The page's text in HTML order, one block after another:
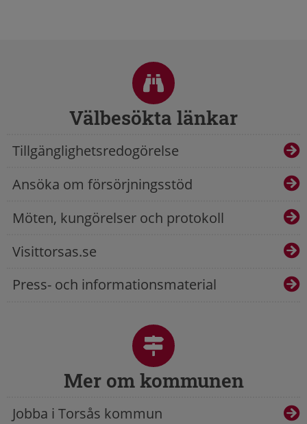
Välbesökta länkar
Tillgänglighetsredogörelse
Ansöka om försörjningsstöd
Möten, kungörelser och protokoll
Visittorsas.se
Press- och informationsmaterial
Mer om kommunen
Jobba i Torsås kommun